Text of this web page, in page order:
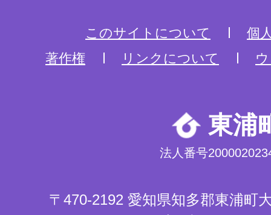
このサイトについて
個
著作権
リンクについて
東浦
法人番号
〒470-2192 愛知県知多郡東浦町